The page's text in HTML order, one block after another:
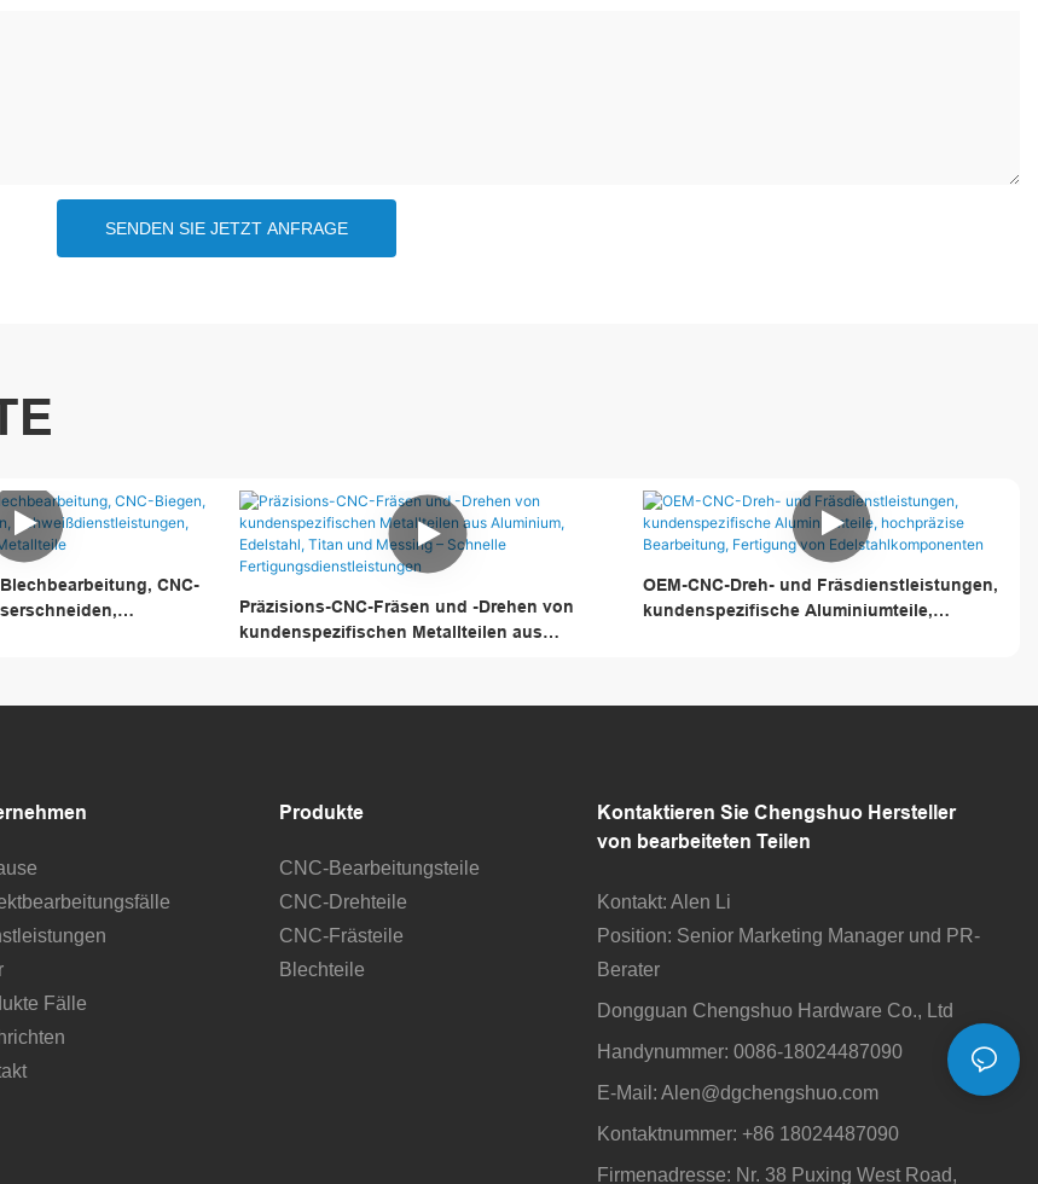
SENDEN SIE JETZT ANFRAGE
CNC-
Präzisions-CNC-Fräsen und -Drehen von
kundenspezifischen Metallteilen aus
OEM-CNC-Dreh- und Fräsdienstleistungen,
kundenspezifische Aluminiumteile,
Fälle
Produkte
CNC-Bearbeitungsteile
CNC-Drehteile
CNC-Frästeile
Blechteile
Kontaktieren Sie Chengshuo Hersteller
von bearbeiteten Teilen
Kontakt: Alen Li
Position: Senior Marketing Manager und PR-
Berater
Dongguan Chengshuo Hardware Co., Ltd
Handynummer: 0086-18024487090
E-Mail: Alen@dgchengshuo.com
Kontaktnummer: +86 18024487090
Firmenadresse: Nr. 38 Puxing West Road,